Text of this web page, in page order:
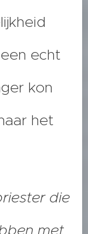
echt
kon
het
die
met